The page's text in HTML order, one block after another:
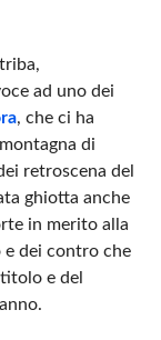
ad uno dei
, che ci ha
di
retroscena del
ghiotta anche
in merito alla
e dei contro che
e del